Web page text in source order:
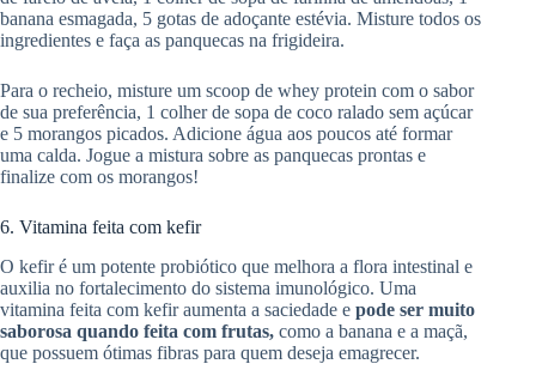
banana esmagada, 5 gotas de adoçante estévia. Misture todos os
ingredientes e faça as panquecas na frigideira.
Para o recheio, misture um scoop de whey protein com o sabor
de sua preferência, 1 colher de sopa de coco ralado sem açúcar
e 5 morangos picados. Adicione água aos poucos até formar
uma calda. Jogue a mistura sobre as panquecas prontas e
finalize com os morangos!
6. Vitamina feita com kefir
O kefir é um potente probiótico que melhora a flora intestinal e
auxilia no fortalecimento do sistema imunológico. Uma
vitamina feita com kefir aumenta a saciedade e pode ser muito
saborosa quando feita com frutas, como a banana e a maçã,
que possuem ótimas fibras para quem deseja emagrecer.